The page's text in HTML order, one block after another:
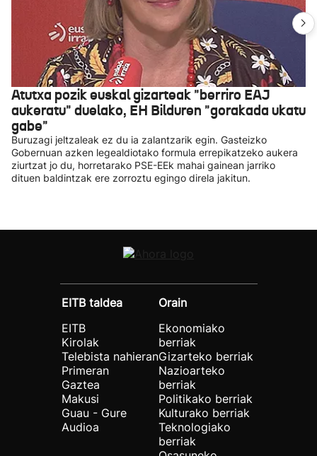
Atutxa pozik euskal gizarteak "berriro EAJ
aukeratu" duelako, EH Bilduren "gorakada ukatu
gabe"
Buruzagi jeltzaleak ez du ia zalantzarik egin. Gasteizko
Gobernuan azken legealdiotako formula errepikatzeko aukera
ziurtzat jo du, horretarako PSE-EEk mahai gainean jarriko
dituen baldintzak ere zorroztu egingo direla jakitun.
EITB taldea
EITB
Kirolak
Telebista nahieran
Primeran
Gaztea
Makusi
Guau - Gure
Audioa
Orain
Ekonomiako
berriak
Gizarteko berriak
Nazioarteko
berriak
Politikako berriak
Kulturako berriak
Teknologiako
berriak